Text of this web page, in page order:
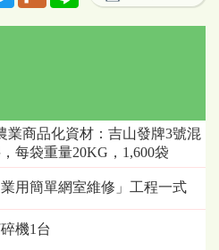
業商品化資材：吉山發牌3號混
每袋重量20KG，1,600袋
業用簡單網室維修」工程一式
機1台